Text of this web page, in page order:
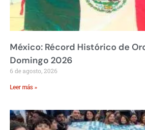
México: Récord Histórico de
Domingo 2026
6 de agosto, 2026
Leer más »